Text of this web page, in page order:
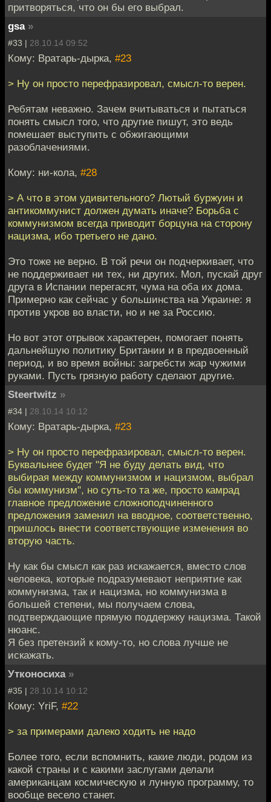
притворяться, что он бы его выбрал.
gsa »
#33 | 28.10.14 09:52
Кому: Вратарь-дырка, #23
> Ну он просто перефразировал, смысл-то верен.
Ребятам неважно. Зачем вчитываться и пытаться
понять смысл того, что другие пишут, это ведь
помешает выступить с обжигающими
разоблачениями.
Кому: ни-кола, #28
> А что в этом удивительного? Лютый буржуин и
антикоммунист должен думать иначе? Борьба с
коммунизмом всегда приводит борцуна на сторону
нацизма, ибо третьего не дано.
Это тоже не верно. В той речи он подчеркивает, что
не поддерживает ни тех, ни других. Мол, пускай друг
друга в Испании перегасят, чума на оба их дома.
Примерно как сейчас у большинства на Украине: я
против укров во власти, но и не за Россию.
Но вот этот отрывок характерен, помогает понять
дальнейшую политику Британии и в предвоенный
период, и во время войны: загребсти жар чужими
руками. Пусть грязную работу сделают другие.
Steertwitz »
#34 | 28.10.14 10:12
Кому: Вратарь-дырка, #23
> Ну он просто перефразировал, смысл-то верен.
Буквальнее будет "Я не буду делать вид, что
выбирая между коммунизмом и нацизмом, выбрал
бы коммунизм", но суть-то та же, просто камрад
главное предложение сложноподчиненного
предложения заменил на вводное, соответственно,
пришлось внести соответствующие изменения во
вторую часть.
Ну как бы смысл как раз искажается, вместо слов
человека, которые подразумевают неприятие как
коммунизма, так и нацизма, но коммунизма в
большей степени, мы получаем слова,
подтверждающие прямую поддержку нацизма. Такой
нюанс.
Я без претензий к кому-то, но слова лучше не
искажать.
Утконосиха »
#35 | 28.10.14 10:12
Кому: YriF, #22
> за примерами далеко ходить не надо
Более того, если вспомнить, какие люди, родом из
какой страны и с какими заслугами делали
американцам космическую и лунную программу, то
вообще весело станет.